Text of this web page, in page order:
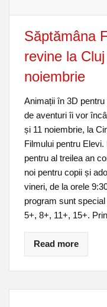
Săptămâna
revine la
noiembrie
Animații în 3D
de aventuri îi vor
și 11 noiembrie, la
Filmului pentru
pentru al treilea an
noi pentru copii și
vineri, de la orele
program sunt
5+, 8+, 11+, 15+.
Read more